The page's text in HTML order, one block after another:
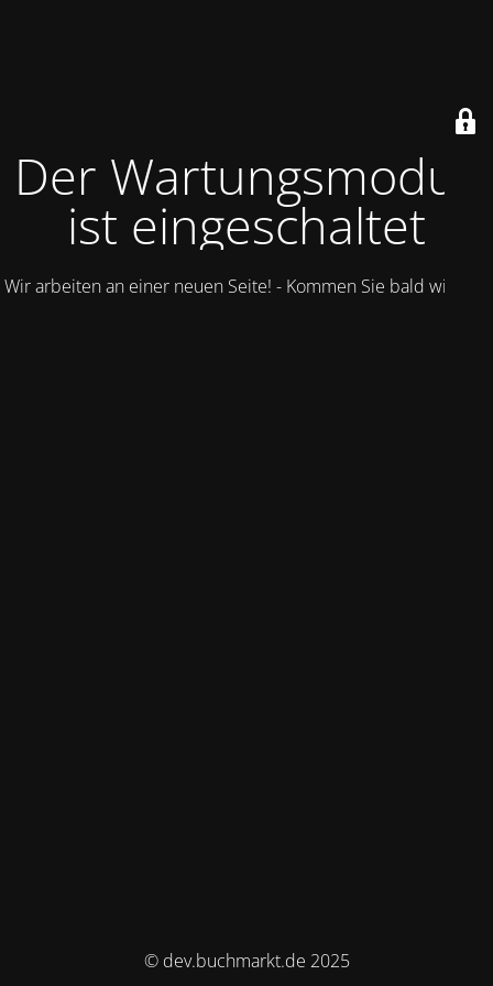
Der Wartungsmodus
ist eingeschaltet
Wir arbeiten an einer neuen Seite! - Kommen Sie bald wieder.
© dev.buchmarkt.de 2025